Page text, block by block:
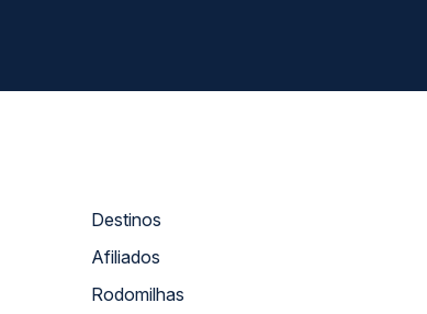
Destinos
Afiliados
Rodomilhas